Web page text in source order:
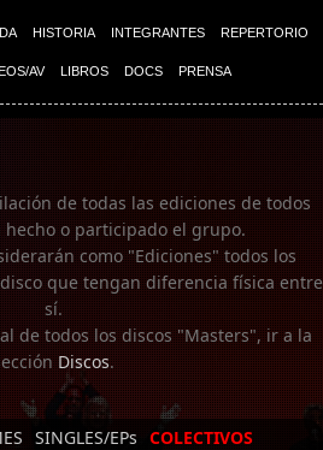
HISTORIA INTEGRANTES REPERTORIO
AV LIBROS DOCS PRENSA
de todas las ediciones de todos
hecho o participado el grupo.
como "Ediciones" todos los
que tengan diferencia física entre
sí.
de todos los discos "Masters", ir a la
Discos.
SINGLES/EPs COLECTIVOS